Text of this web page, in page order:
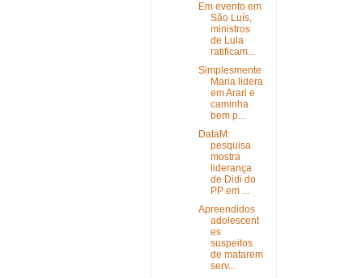
Em evento em
São Luís,
ministros
de Lula
ratificam...
Simplesmente
Maria lidera
em Arari e
caminha
bem p...
DataM:
pesquisa
mostra
liderança
de Didi do
PP em ...
Apreendidos
adolescent
es
suspeitos
de matarem
serv...